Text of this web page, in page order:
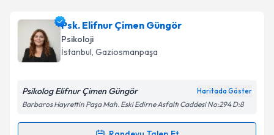
Psk. Fatma Nur Karagöz için randevu takvimi talebi
oluşturun. Size bu uzmandan randevu almanız için bir
takvim hazırlandığında e-posta ile bilgilendireceğiz.
Psk. Elifnur Çimen Güngör
Psikoloji
İstanbul, Gaziosmanpaşa
Psikolog Elifnur Çimen Güngör Haritada Göster
Barbaros Hayrettin Paşa Mah. Eski Edirne Asfaltı Caddesi No:294 D:8